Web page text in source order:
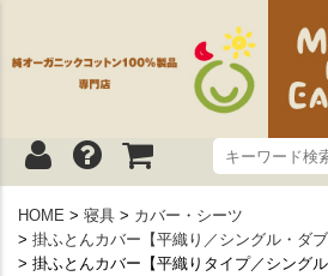
HOME 寝具
カバー・シーツ
掛ふとんカバー【平織り／シングル・ダブ
掛ふとんカバー【平織りタイプ／シングル